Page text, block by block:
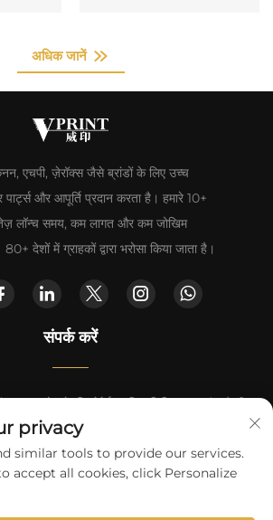
अधिक जानें
एचपी, ज़ेरॉक्स जैसे ब्रांडों के लिए उच्च
पार्ट्स और आपूर्ति प्रदान करता है। हमारे 10+
लॉन्च समय, कम लागत और कम जोखिम
देशों में ग्राहकों द्वारा भरोसा किया जाता है।
संपर्क करें
833 रोड रेनमिनबेबेई युएशियू डिस्ट्रिक्ट ग्वांगज़ौ चीन
[email protected]
privacy
similar tools to provide our services.
accept all cookies, click Personalize